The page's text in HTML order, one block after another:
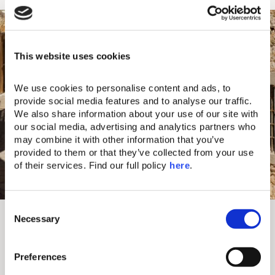
This website uses cookies
We use cookies to personalise content and ads, to
provide social media features and to analyse our traffic.
We also share information about your use of our site with
our social media, advertising and analytics partners who
may combine it with other information that you’ve
provided to them or that they’ve collected from your use
of their services. Find our full policy here.
Necessary
Preferences
Förderung der Lokalen Kultur
Weltkulturerbestätte Spinalonga sowie den